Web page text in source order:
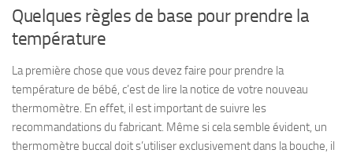
Quelques règles de base pour prendre la
température
La première chose que vous devez faire pour prendre la
température de bébé, c’est de lire la notice de votre nouveau
thermomètre. En effet, il est important de suivre les
recommandations du fabricant. Même si cela semble évident, un
thermomètre buccal doit s’utiliser exclusivement dans la bouche, il